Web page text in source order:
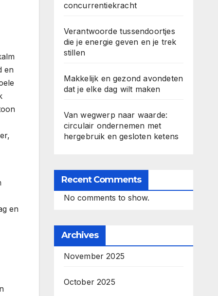
en
en
concurrentiekracht
Verantwoorde tussendoortjes
die je energie geven en je trek
stillen
Makkelijk en gezond avondeten
dat je elke dag wilt maken
Van wegwerp naar waarde:
circulair ondernemen met
hergebruik en gesloten ketens
Recent Comments
No comments to show.
Archives
November 2025
October 2025